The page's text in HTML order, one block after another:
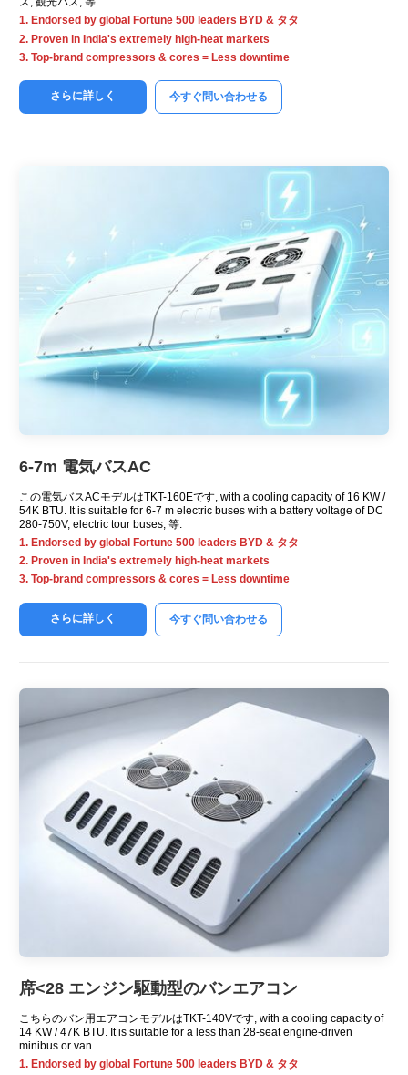
1. Endorsed by global Fortune 500 leaders BYD & タタ
2. Proven in India's extremely high-heat markets
3. Top-brand compressors & cores = Less downtime
さらに詳しく 今すぐ問い合わせる
6-7m 電気バスAC
この電気バスACモデルはTKT-160Eです, with a cooling capacity of16 KW /
54K BTU. It is suitable for 6-7 m electric buses with a battery voltage of DC
280-750V, electric tour buses , 等.
1. Endorsed by global Fortune 500 leaders BYD & タタ
2. Proven in India's extremely high-heat markets
3. Top-brand compressors & cores = Less downtime
さらに詳しく 今すぐ問い合わせる
席<28 エンジン駆動型のバンエアコン
こちらのバン用エアコンモデルはTKT-140Vです, with a cooling capacity of
14 KW / 47K BTU. It is suitable for a less than 28-seat engine-driven
minibus or van.
1. Endorsed by global Fortune 500 leaders BYD & タタ